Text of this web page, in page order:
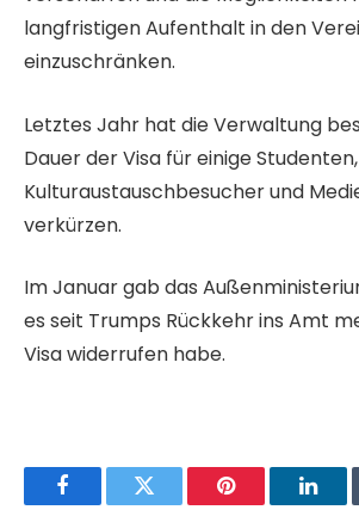
langfristigen Aufenthalt in den
einzuschränken.
Letztes Jahr hat die Verwaltung
Dauer der Visa für einige Studenten,
Kulturaustauschbesucher und
verkürzen.
Im Januar gab das
es seit Trumps Rückkehr ins Amt
Visa widerrufen habe.
FacebookTwitter Pinterest